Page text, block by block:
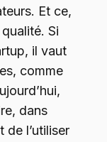
Et ce,
Si
il vaut
comme
dans
de l’utiliser